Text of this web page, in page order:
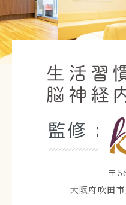
〒
大阪府吹田